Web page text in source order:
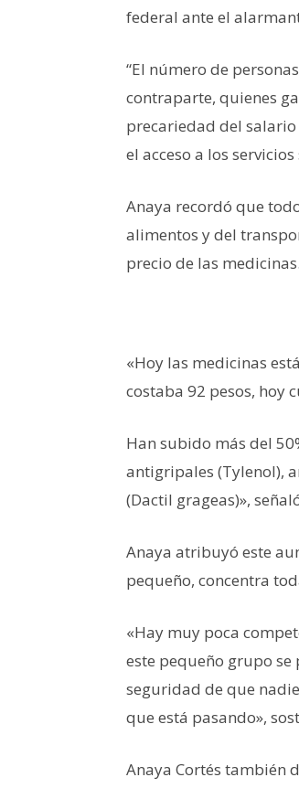
federal ante el
“El número de
contraparte, quienes
precariedad del salario
el acceso a los
Anaya recordó que
alimentos y del
precio de las medicinas.
«Hoy las medicinas
costaba 92 pesos, hoy
Han subido más del
antigripales (Tylenol),
(Dactil grageas)»,
Anaya atribuyó este
pequeño, concentra
«Hay muy poca
este pequeño grupo
seguridad de que
que está pasando»,
Anaya Cortés también